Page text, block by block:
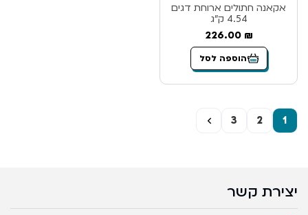
אקאנה חתולים ארוחת דגים
4.54 ק”ג
226.00 ₪
הוספה לסל
1
2
3
←
יצירת קשר